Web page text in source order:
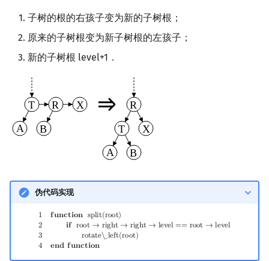
子树的根的右孩子变为新的子树根；
原来的子树根变为新子树根的左孩子；
新的子树根 level+1．
伪代码实现
1 𝐟𝐮𝐧𝐜𝐭𝐢𝐨𝐧 split(root)
2
𝐢𝐟 root → right → right → level == root → level
3
rotate\_left(root)
4
𝐞𝐧𝐝 𝐟𝐮𝐧𝐜𝐭𝐢𝐨𝐧
functionsplit(root )2ifroot→right